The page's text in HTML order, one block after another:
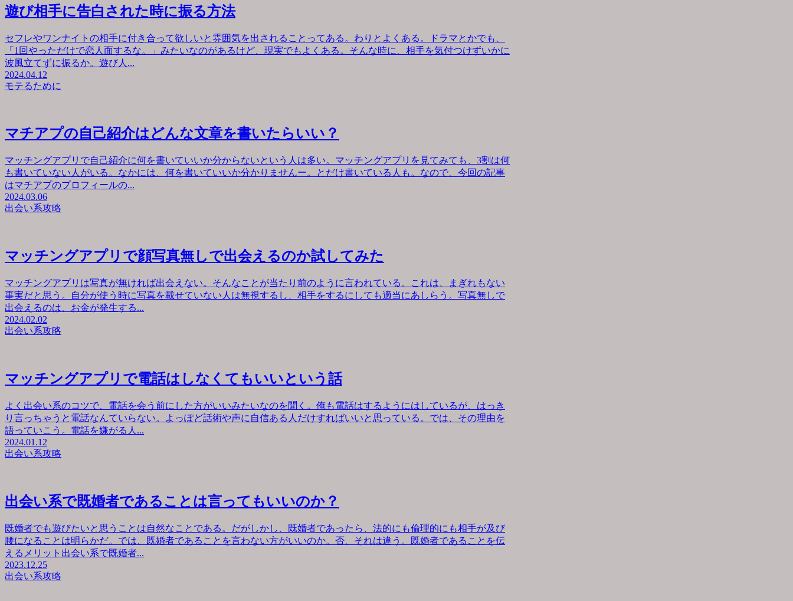
遊び相手に告白された時に振る方法
セフレやワンナイトの相手に付き合って欲しいと雰囲気を出されることってある。わりとよくある。ドラマとかでも、
「1回やっただけで恋人面するな。」みたいなのがあるけど、現実でもよくある。そんな時に、相手を気付つけずいかに
波風立てずに振るか。遊び人...
2024.04.12
モテるために
マチアプの自己紹介はどんな文章を書いたらいい？
マッチングアプリで自己紹介に何を書いていいか分からないという人は多い。マッチングアプリを見てみても、3割は何
も書いていない人がいる。なかには、何を書いていいか分かりませんー。とだけ書いている人も。なので、今回の記事
はマチアプのプロフィールの...
2024.03.06
出会い系攻略
マッチングアプリで顔写真無しで出会えるのか試してみた
マッチングアプリは写真が無ければ出会えない。そんなことが当たり前のように言われている。これは、まぎれもない
事実だと思う。自分が使う時に写真を載せていない人は無視するし、相手をするにしても適当にあしらう。写真無しで
出会えるのは、お金が発生する...
2024.02.02
出会い系攻略
マッチングアプリで電話はしなくてもいいという話
よく出会い系のコツで、電話を会う前にした方がいいみたいなのを聞く。俺も電話はするようにはしているが、はっき
り言っちゃうと電話なんていらない。よっぽど話術や声に自信ある人だけすればいいと思っている。では、その理由を
語っていこう。電話を嫌がる人...
2024.01.12
出会い系攻略
出会い系で既婚者であることは言ってもいいのか？
既婚者でも遊びたいと思うことは自然なことである。だがしかし、既婚者であったら、法的にも倫理的にも相手が及び
腰になることは明らかだ。では、既婚者であることを言わない方がいいのか。否、それは違う。既婚者であることを伝
えるメリット出会い系で既婚者...
2023.12.25
出会い系攻略